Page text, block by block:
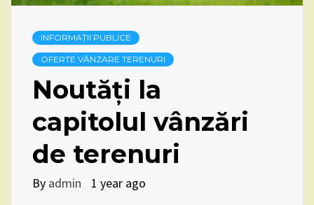
INFORMAȚII PUBLICE
OFERTE VÂNZARE TERENURI
Noutăți la
capitolul vânzări
de terenuri
By admin 1 year ago